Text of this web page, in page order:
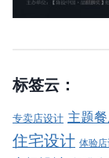
标签云：
专卖店设计 主题
住宅设计 体验